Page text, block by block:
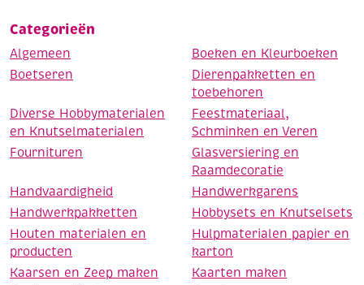
Categorieën
Algemeen
Boeken en Kleurboeken
Boetseren
Dierenpakketten en
toebehoren
Diverse Hobbymaterialen
en Knutselmaterialen
Feestmateriaal,
Schminken en Veren
Fournituren
Glasversiering en
Raamdecoratie
Handvaardigheid
Handwerkgarens
Handwerkpakketten
Hobbysets en Knutselsets
Houten materialen en
producten
Hulpmaterialen papier en
karton
Kaarsen en Zeep maken
Kaarten maken